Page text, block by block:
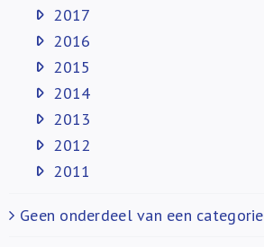
2017
2016
2015
2014
2013
2012
2011
Geen onderdeel van een categorie